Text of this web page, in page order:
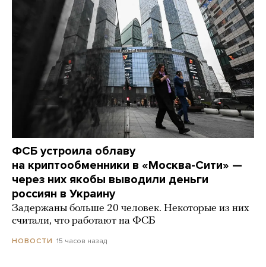
ФСБ устроила облаву
на криптообменники в «Москва-Сити» —
через них якобы выводили деньги
россиян в Украину
Задержаны больше 20 человек. Некоторые из них
считали, что работают на ФСБ
НОВОСТИ 15 часов назад